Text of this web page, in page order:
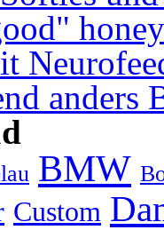
honey
anders
BMW
Custom